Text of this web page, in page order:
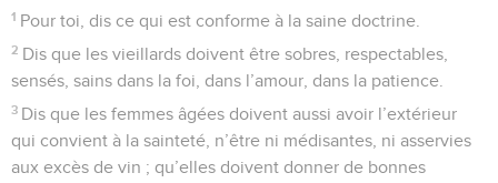
1 Pour toi, dis ce qui est conforme à la saine doctrine.
2 Dis que les vieillards doivent être sobres, respectables,
sensés, sains dans la foi, dans l’amour, dans la patience.
3 Dis que les femmes âgées doivent aussi avoir l’extérieur
qui convient à la sainteté, n’être ni médisantes, ni asservies
aux excès de vin ; qu’elles doivent donner de bonnes